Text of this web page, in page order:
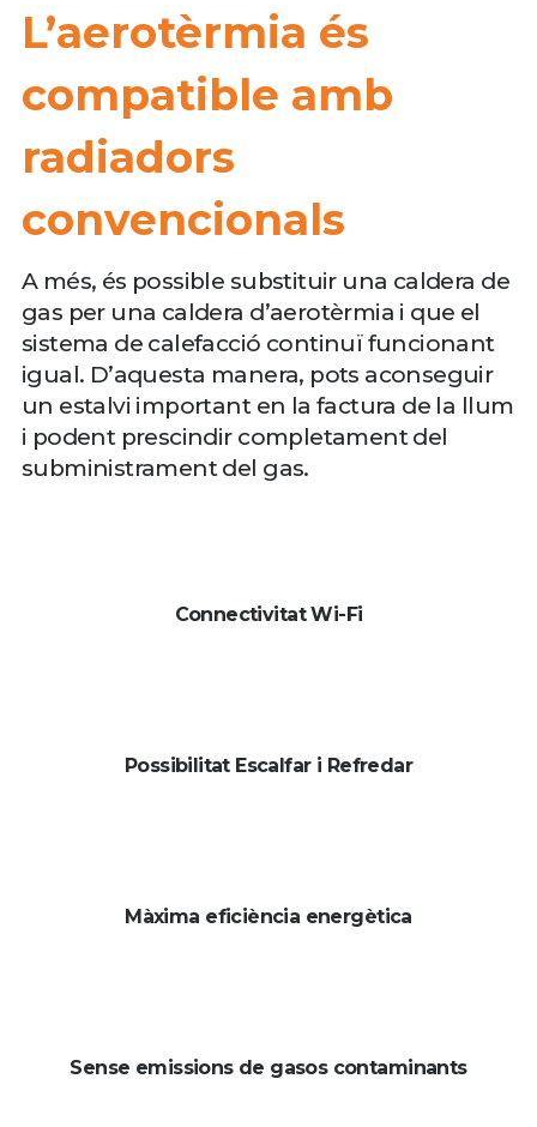
L’aerotèrmia és
compatible amb
radiadors
convencionals
A més, és possible substituir una caldera de
gas per una caldera d’aerotèrmia i que el
sistema de calefacció continuï funcionant
igual. D’aquesta manera, pots aconseguir
un estalvi important en la factura de la llum
i podent prescindir completament del
subministrament del gas.
Connectivitat Wi-Fi
Possibilitat Escalfar i Refredar
Màxima eficiència energètica
Sense emissions de gasos contaminants